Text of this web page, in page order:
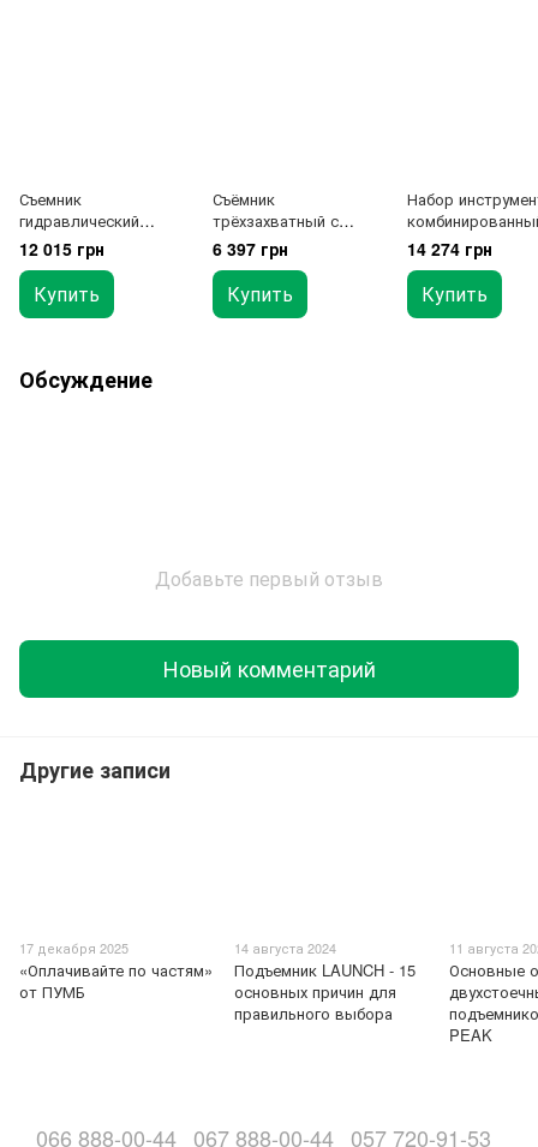
Съемник
гидравлический
универсальный 10т
TOPTUL JGAI2202
12 015 грн
Купить
Съёмник
трёхзахватный с
обратным молотком
5ед.
6 397 грн
Купить
Набор
150ед. TOPTUL
GCAI150R
14 274 грн
Купить
Обсуждение
Добавьте первый отзыв
Новый комментарий
Другие записи
17 декабря 2025
«Оплачивайте по частям»
от ПУМБ
14 августа 2024
Подъемник LAUNCH - 15
основных причин для
правильного выбора
11 августа
Основные
PEAK
066 888-00-44 067 888-00-44 057 720-91-53